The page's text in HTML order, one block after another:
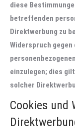
diese
betreffenden
Direktwerbung zu
Widerspruch
einzulegen; dies
solcher
Cookies und